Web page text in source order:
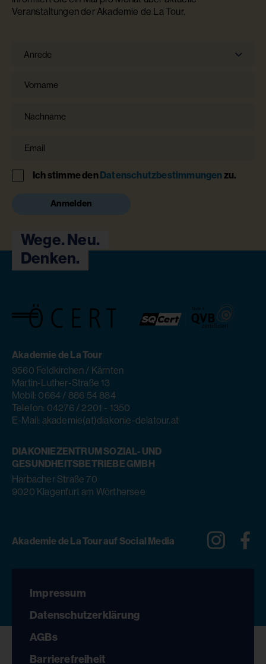
Veranstaltungen der Akademie de La Tour.
Anrede
Anrede
Hinweis
Ich stimme denDatenschutzbestimmungenzu.
Anmelden
Wege. Neu.
Denken.
Akademie de La Tour
9560 Feldkirchen / Kärnten
Martin-Luther-Straße 13
Mobil: 0664 / 886 54 884
Telefon: 04276 / 2201 - 1350
E-Mail: akademie(at)diakonie-delatour.at
DIAKONIEZENTRUM SOZIAL- UND
GESUNDHEITSBETRIEBE GMBH
Harbacher Straße 70
9020 Klagenfurt am Wörthersee
Akademie de La Tour auf Social Media
Impressum
Datenschutzerklärung
AGBs
Barrierefreiheit